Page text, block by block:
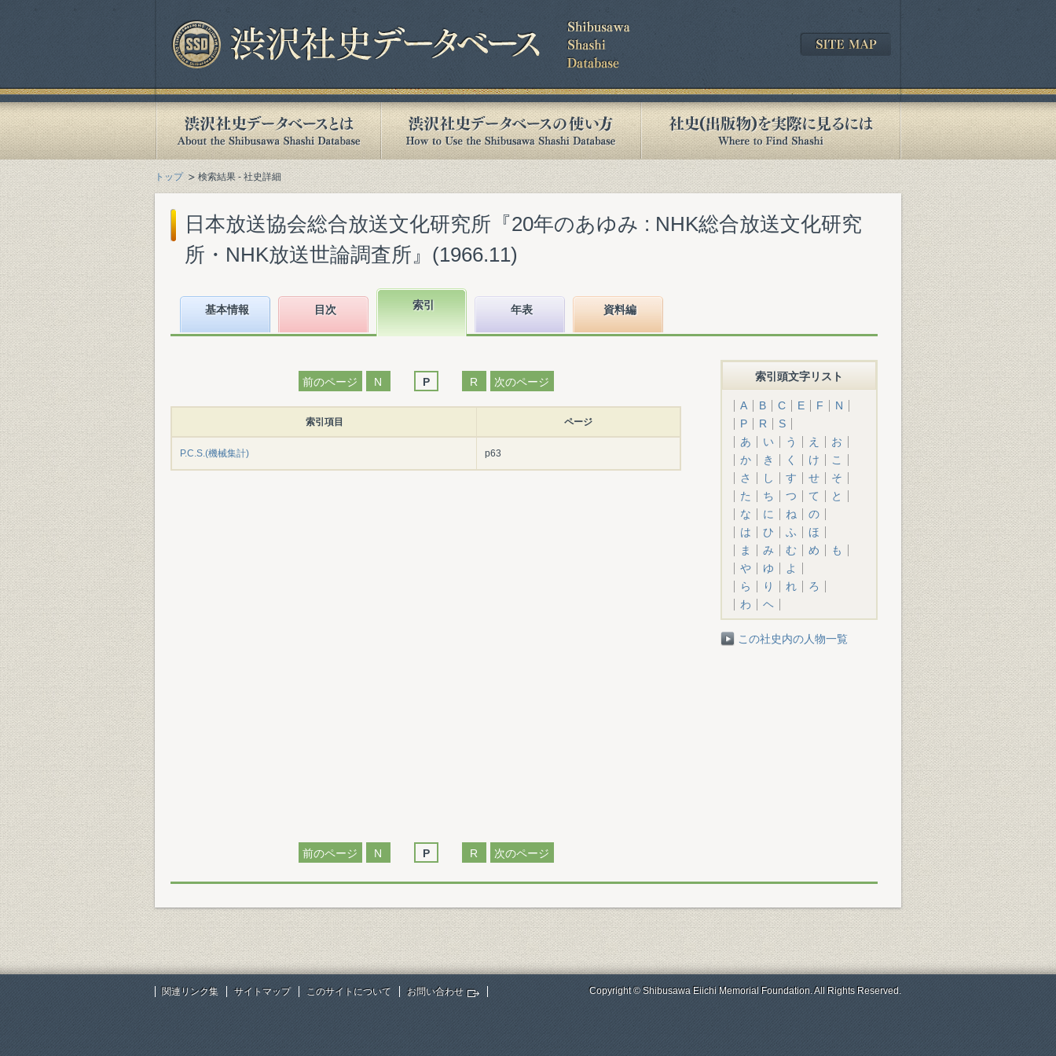
トップ 検索結果 - 社史詳細
日本放送協会総合放送文化研究所『20年のあゆみ : NHK総合放送文化研究
所・NHK放送世論調査所』(1966.11)
基本情報 目次 索引 年表 資料編
前のページ N P R 次のページ
索引項目 ページ
P.C.S.(機械集計) p63
前のページ N P R 次のページ
索引頭文字リスト
A B C E F
N
P
R
S
あ
い う え
お
か
き く け
こ
さ
し す せ
そ
た
ち つ て
と
な
に ね
の
は
ひ ふ
ほ
ま
み む め
も
や
ゆ
よ
ら
り れ
ろ
わ
ヘ
この社史内の人物一覧
関連リンク集 サイトマップ このサイトについて お問い合わせ Copyright © Shibusawa Eiichi Memorial Foundation. All Rights Reserved.